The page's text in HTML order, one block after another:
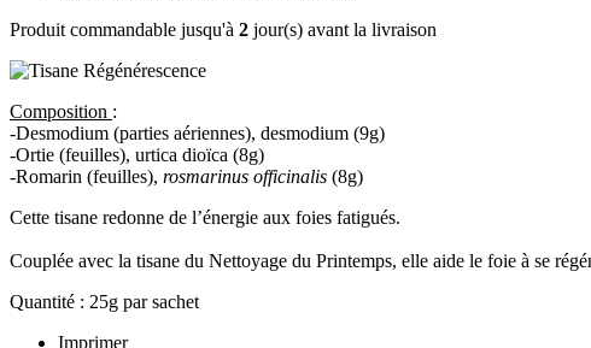
Produit commandable jusqu'à 2 jour(s) avant la livraison
Composition :
-Desmodium (parties aériennes), desmodium (9g)
-Ortie (feuilles), urtica dioïca (8g)
-Romarin (feuilles), rosmarinus officinalis (8g)
Cette tisane redonne de l’énergie aux foies fatigués.
Couplée avec la tisane du Nettoyage du Printemps, elle aide le foie à se
Quantité : 25g par sachet
Imprimer